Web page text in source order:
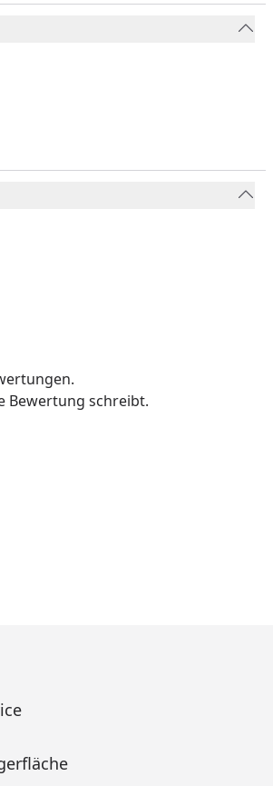
Bewertung schreibt.